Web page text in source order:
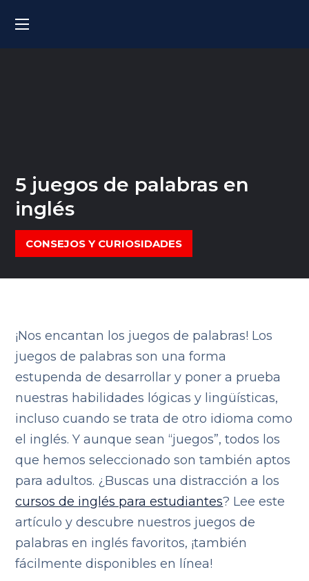
5 juegos de palabras en
inglés
CONSEJOS Y CURIOSIDADES
¡Nos encantan los juegos de palabras! Los
juegos de palabras son una forma
estupenda de desarrollar y poner a prueba
nuestras habilidades lógicas y lingüísticas,
incluso cuando se trata de otro idioma como
el inglés. Y aunque sean “juegos”, todos los
que hemos seleccionado son también aptos
para adultos. ¿Buscas una distracción a los
cursos de inglés para estudiantes? Lee este
artículo y descubre nuestros juegos de
palabras en inglés favoritos, ¡también
fácilmente disponibles en línea!